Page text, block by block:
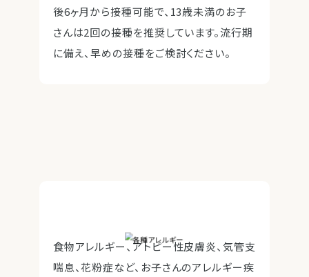
後6ヶ月から接種可能で、13歳未満のお子
さんは2回の接種を推奨しています。流行期
に備え、早めの接種をご検討ください。
食物アレルギー、アトピー性皮膚炎、気管支
喘息、花粉症など、お子さんのアレルギー疾